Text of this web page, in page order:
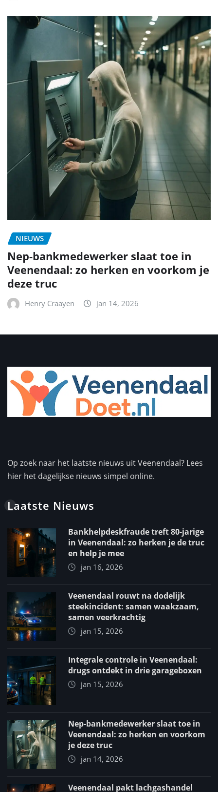
NIEUWS
Nep-bankmedewerker slaat toe in
Veenendaal: zo herken en voorkom je
deze truc
Henry Craayen jan 14, 2026
Op zoek naar het laatste nieuws uit Veenendaal? Lees
hier het dagelijkse nieuws simpel online.
Laatste Nieuws
Bankhelpdeskfraude treft 80-jarige
in Veenendaal: zo herken je de truc
en help je mee
jan 16, 2026
Veenendaal rouwt na dodelijk
steekincident: samen waakzaam,
samen veerkrachtig
jan 15, 2026
Integrale controle in Veenendaal:
drugs ontdekt in drie garageboxen
jan 15, 2026
Nep-bankmedewerker slaat toe in
Veenendaal: zo herken en voorkom
je deze truc
jan 14, 2026
Veenendaal pakt lachgashandel